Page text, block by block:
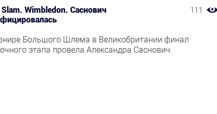
111
Slam. Wimbledon. Саснович
Большого Шлема в Великобритании финал
этапа провела Александра Саснович.